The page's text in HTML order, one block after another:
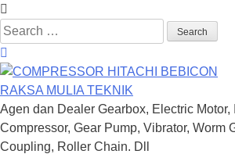
Search
for:
RAKSA MULIA TEKNIK
Agen dan Dealer Gearbox, Electric Motor,
Compressor, Gear Pump, Vibrator, Worm
Coupling, Roller Chain. Dll